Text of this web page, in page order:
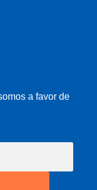
a favor de